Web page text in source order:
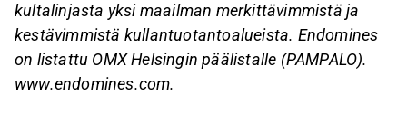
kultalinjasta yksi maailman merkittävimmistä ja
kestävimmistä kullantuotantoalueista. Endomines
on listattu OMX Helsingin päälistalle (PAMPALO).
www.endomines.com.